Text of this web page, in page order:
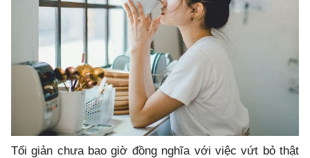
Tối giản chưa bao giờ đồng nghĩa với việc vứt bỏ thật